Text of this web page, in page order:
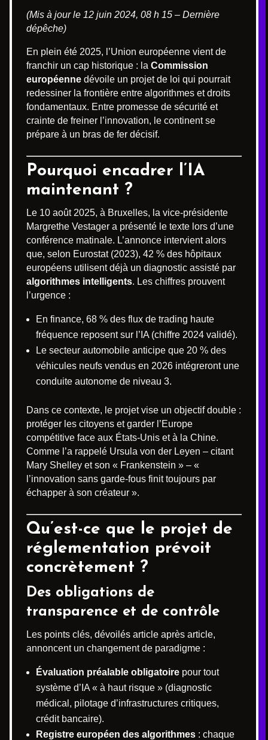
(Mis à jour le 12 juin 2024, 08 h 15 – Dernière
dépêche)
En plein été 2025, l’Union européenne vient de
franchir un cap historique : la Commission
européenne dévoile un projet de loi qui pourrait
redessiner la frontière entre algorithmes et droits
fondamentaux. Entre promesse de sécurité et
crainte de freiner l’innovation, le continent se
prépare à un bras de fer décisif.
Pourquoi encadrer l’IA
maintenant ?
Le 10 août 2025, à Bruxelles, la vice-présidente
Margrethe Vestager a présenté le texte lors d’une
conférence matinale. L’annonce intervient alors
que, selon Eurostat (2023), 42 % des hôpitaux
européens utilisent déjà un diagnostic assisté par
algorithmes intelligents. Les chiffres prouvent
l’urgence :
En finance, 68 % des flux de trading haute
fréquence reposent sur l’IA (chiffre 2024 validé).
Le secteur automobile anticipe que 20 % des
véhicules neufs vendus en 2026 intégreront une
conduite autonome de niveau 3.
Dans ce contexte, le projet vise un objectif double :
protéger les citoyens et garder l’Europe
compétitive face aux États-Unis et à la Chine.
Comme l’a rappelé Ursula von der Leyen – citant
Mary Shelley et son « Frankenstein » – «
l’innovation sans garde-fous finit toujours par
échapper à son créateur ».
Qu’est-ce que le projet de
réglementation prévoit
concrètement ?
Des obligations de
transparence et de contrôle
Les points clés, dévoilés article après article,
annoncent un changement de paradigme :
Évaluation préalable obligatoire pour tout
système d’IA « à haut risque » (diagnostic
médical, pilotage d’infrastructures critiques,
crédit bancaire).
Registre européen des algorithmes : chaque